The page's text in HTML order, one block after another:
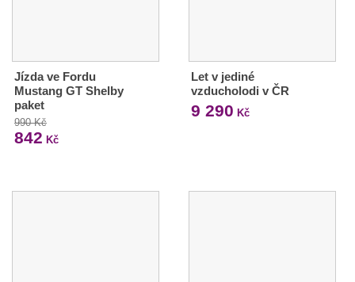
Jízda ve Fordu
Mustang GT Shelby
paket
990 Kč
842 Kč
Let v jediné
vzducholodi v ČR
9 290 Kč